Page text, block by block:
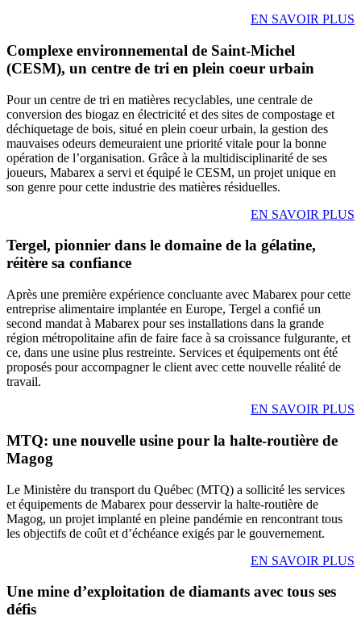
EN SAVOIR PLUS
Complexe environnemental de Saint-Michel
(CESM), un centre de tri en plein coeur urbain
Pour un centre de tri en matières recyclables, une centrale de
conversion des biogaz en électricité et des sites de compostage et
déchiquetage de bois, situé en plein coeur urbain, la gestion des
mauvaises odeurs demeuraient une priorité vitale pour la bonne
opération de l’organisation. Grâce à la multidisciplinarité de ses
joueurs, Mabarex a servi et équipé le CESM, un projet unique en
son genre pour cette industrie des matières résiduelles.
EN SAVOIR PLUS
Tergel, pionnier dans le domaine de la gélatine,
réitère sa confiance
Après une première expérience concluante avec Mabarex pour cette
entreprise alimentaire implantée en Europe, Tergel a confié un
second mandat à Mabarex pour ses installations dans la grande
région métropolitaine afin de faire face à sa croissance fulgurante, et
ce, dans une usine plus restreinte. Services et équipements ont été
proposés pour accompagner le client avec cette nouvelle réalité de
travail.
EN SAVOIR PLUS
MTQ: une nouvelle usine pour la halte-routière de
Magog
Le Ministère du transport du Québec (MTQ) a sollicité les services
et équipements de Mabarex pour desservir la halte-routière de
Magog, un projet implanté en pleine pandémie en rencontrant tous
les objectifs de coût et d’échéance exigés par le gouvernement.
EN SAVOIR PLUS
Une mine d’exploitation de diamants avec tous ses
défis